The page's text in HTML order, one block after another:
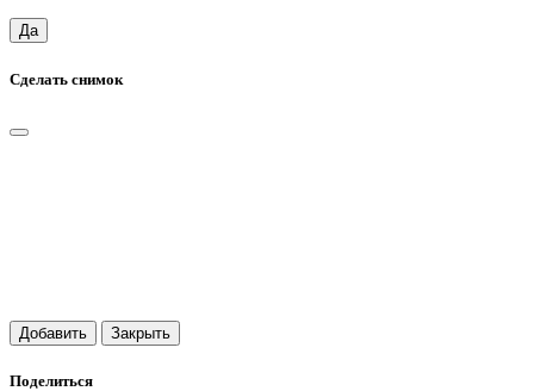
Да
Сделать снимок
Добавить Закрыть
Поделиться